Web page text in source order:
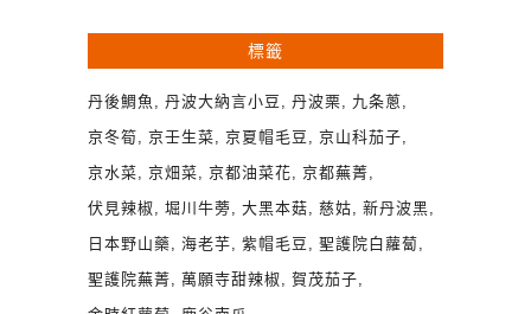
標籤
丹後鯛魚 丹波大納言小豆 丹波栗
九条蔥
京冬筍
京壬生菜 京夏帽毛豆
京山科茄子
京水菜
京畑菜 京都油菜花
京都蕪菁
伏見辣椒
堀川牛蒡 大黑本菇 慈姑
新丹波黑
日本野山藥
海老芋 紫帽毛豆
聖護院白蘿蔔
聖護院蕪菁
萬願寺甜辣椒
賀茂茄子